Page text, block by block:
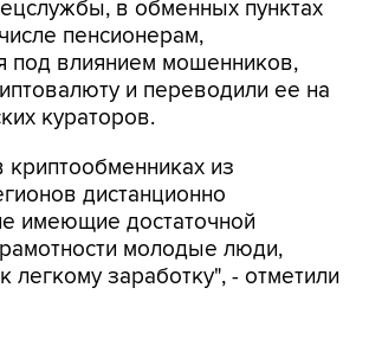
в обменных пунктах
пенсионерам,
под влиянием мошенников,
и переводили ее на
кураторов.
из
дистанционно
имеющие достаточной
молодые люди,
легкому заработку", - отметили